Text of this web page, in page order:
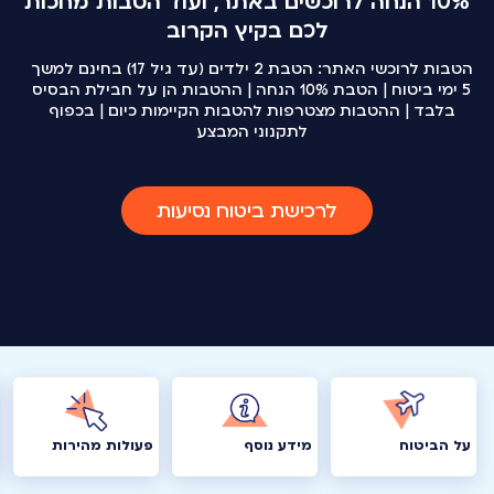
לכם בקיץ הקרוב
הטבות לרוכשי האתר: הטבת 2 ילדים (עד גיל 17) בחינם למשך
5 ימי ביטוח | הטבת 10% הנחה | ההטבות הן על חבילת הבסיס
בלבד | ההטבות מצטרפות להטבות הקיימות כיום | בכפוף
לתקנוני המבצע
לרכישת ביטוח נסיעות
על הביטוח מידע נוסף פעולות מהירות